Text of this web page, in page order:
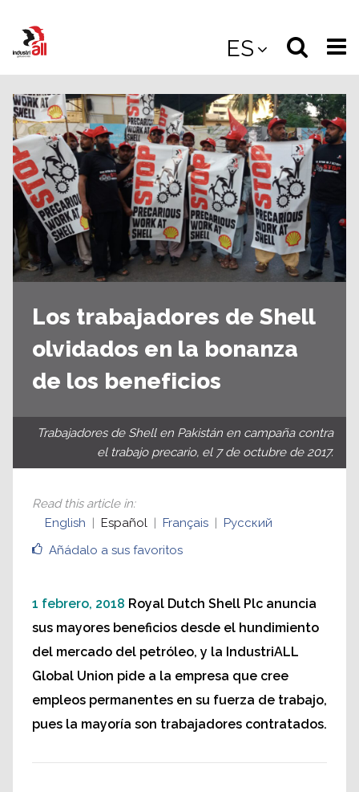
main
ES
Select
the
site
Los trabajadores de Shell
olvidados en la bonanza
de los beneficios
Trabajadores de Shell en Pakistán en campaña contra
el trabajo precario, el 7 de octubre de 2017.
Añádalo a sus favoritos
Read this article in:
English
Español Français Русский
1 febrero, 2018 Royal Dutch Shell Plc anuncia
sus mayores beneficios desde el hundimiento
del mercado del petróleo, y la IndustriALL
Global Union pide a la empresa que cree
empleos permanentes en su fuerza de trabajo,
pues la mayoría son trabajadores contratados.